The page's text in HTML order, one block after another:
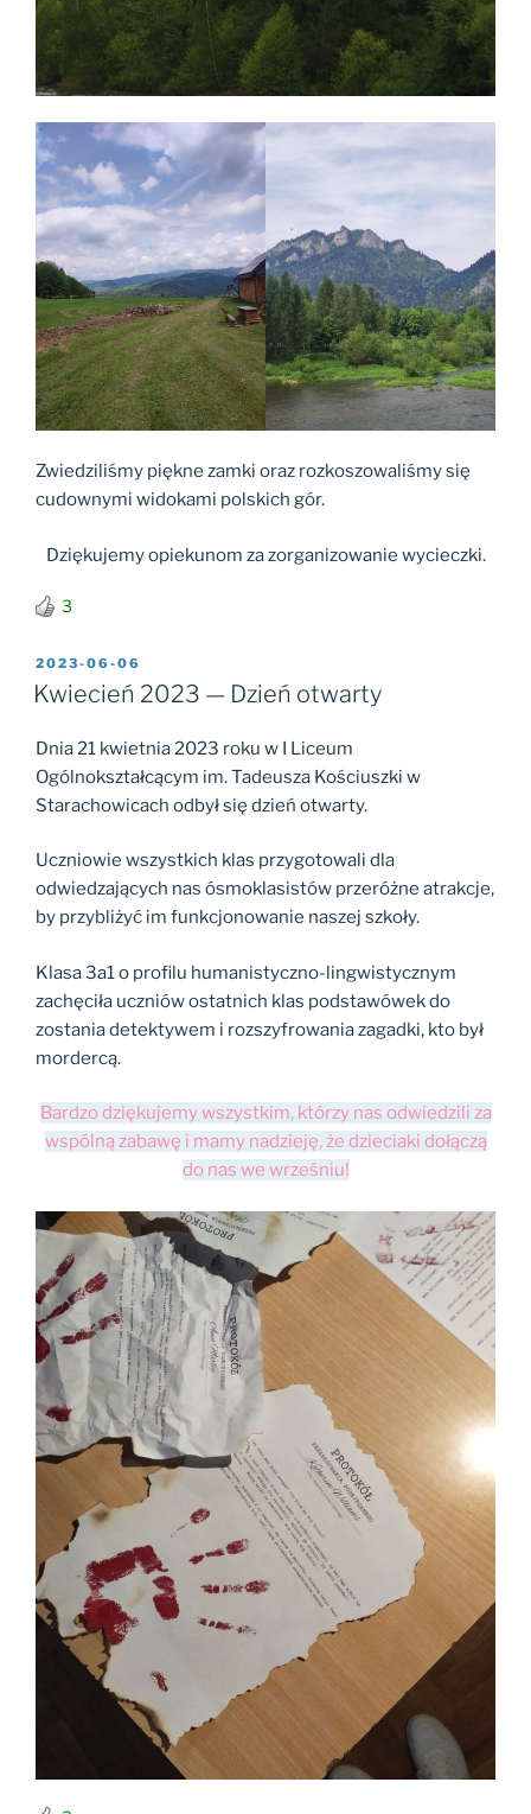
Zwiedziliśmy piękne zamki oraz rozkoszowaliśmy się
cudownymi widokami polskich gór.
Dziękujemy opiekunom za zorganizowanie wycieczki.
3
OPUBLIKOWANE
W
2023-06-06
Kwiecień 2023 — Dzień otwarty
Dnia 21 kwietnia 2023 roku w I Liceum
Ogólnokształcącym im. Tadeusza Kościuszki w
Starachowicach odbył się dzień otwarty.
Uczniowie wszystkich klas przygotowali dla
odwiedzających nas ósmoklasistów przeróżne atrakcje,
by przybliżyć im funkcjonowanie naszej szkoły.
Klasa 3a1 o profilu humanistyczno-lingwistycznym
zachęciła uczniów ostatnich klas podstawówek do
zostania detektywem i rozszyfrowania zagadki, kto był
mordercą.
Bardzo dziękujemy wszystkim, którzy nas odwiedzili za
wspólną zabawę i mamy nadzieję, że dzieciaki dołączą
do nas we wrześniu!